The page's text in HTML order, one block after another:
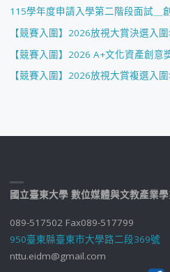
115學年度申請入學第二階段面試＿
【競賽入圍】2026放視大賞決選入
【競賽入圍】2026 A+文化資產創意
【競賽入圍】2026放視大賞複選入
國立臺東大學 數位媒體與文教產業
089-517502 Fax089-517799
950臺東縣臺東市大學路二段369號
nttu.eidm@gmail.com